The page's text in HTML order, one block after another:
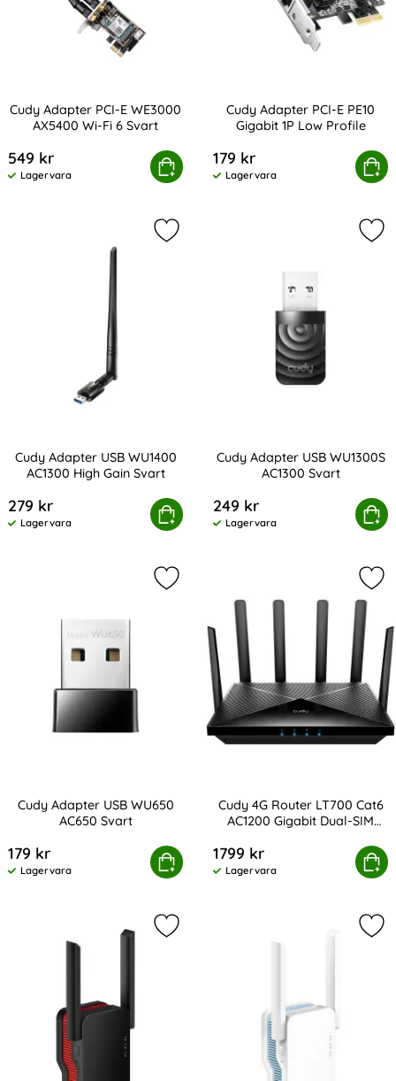
Cudy Adapter PCI-E WE3000
AX5400 Wi-Fi 6 Svart
549 kr
Tillgänglighet:
Lagervara
Köp
Adapter PCI-E WE3000 AX5400 Wi-Fi 6 Svart
Cudy Adapter PCI-E PE10
Gigabit 1P Low Profile
179 kr
Tillgänglighet:
Lagervara
Köp
Cudy Adapter PCI-E PE10
Cudy Adapter USB WU1400
AC1300 High Gain Svart
279 kr
Tillgänglighet:
Lagervara
Köp
Adapter USB WU1400 AC1300 High Gain Svart
Markera cudy Adapter USB
Cudy Adapter USB WU1300S
AC1300 Svart
249 kr
Tillgänglighet:
Lagervara
Köp
Cudy Adapter USB
Cudy Adapter USB WU650
AC650 Svart
179 kr
Tillgänglighet:
Lagervara
Köp
Cudy Adapter USB WU650 AC650 Svart
Markera cudy Adapter USB
Cudy 4G Router LT700 Cat6
AC1200 Gigabit Dual-SIM
1799 kr
Tillgänglighet:
Lagervara
Köp
Cudy 4G Router LT700 Cat6
Markera cudy Wi-Fi Repeater